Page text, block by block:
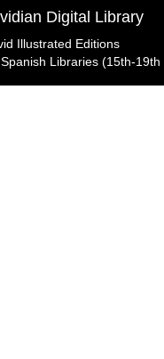
Digital Library
Illustrated Editions
Libraries (15th-19th
de Valdecilla,